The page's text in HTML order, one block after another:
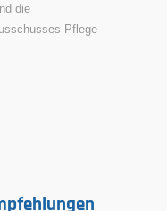
die
Pflege